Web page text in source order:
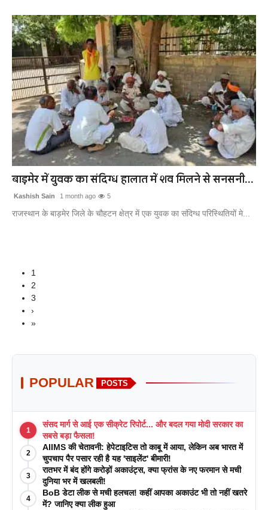
बाड़मेर में युवक का संदिग्ध हालात में शव मिलने से सनसनी...
Kashish Sain 1 month ago 5
राजस्थान के बाड़मेर जिले के चौहटन क्षेत्र में एक युवक का संदिग्ध परिस्थितियों मे...
1
2
3
›
»
POPULAR POSTS
1
संसद मार्ग से आई एक सीक्रेट रिपोर्ट... और बदल गया मोदी सरकार का
सबसे बड़ा फैसला!
2
AIIMS की चेतावनी: हेपेटाइटिस तो काबू में आया, लेकिन अब भारत में
चुपचाप पैर पसार रही है यह 'साइलेंट' बीमारी!
3
रातभर में बंद होंगे करोड़ों अकाउंट्स, क्या फ्रांस के नए फरमान से मची
दुनिया भर में खलबली!
4
BoB डेटा लीक से मची हलचल! कहीं आपका अकाउंट भी तो नहीं खतरे
में? जानिए क्या लीक हुआ